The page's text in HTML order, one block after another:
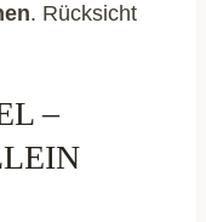
. Rücksicht
–